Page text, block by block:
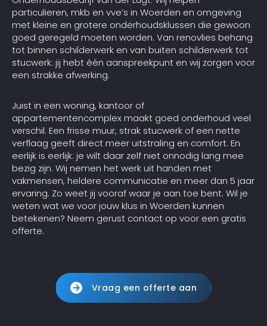
particulieren, mkb en vve’s in Woerden en omgeving
met kleine en grotere onderhoudsklussen die gewoon
goed geregeld moeten worden. Van renovlies behang
tot binnen schilderwerk en van buiten schilderwerk tot
stucwerk: jij hebt één aanspreekpunt en wij zorgen voor
een strakke afwerking.
Juist in een woning, kantoor of
appartementencomplex maakt goed onderhoud veel
verschil. Een frisse muur, strak stucwerk of een nette
verflaag geeft direct meer uitstraling en comfort. En
eerlijk is eerlijk: je wilt daar zelf niet onnodig lang mee
bezig zijn. Wij nemen het werk uit handen met
vakmensen, heldere communicatie en meer dan 5 jaar
ervaring. Zo weet jij vooraf waar je aan toe bent. Wil je
weten wat we voor jouw klus in Woerden kunnen
betekenen? Neem gerust contact op voor een gratis
offerte.
Vraag een offerte aan